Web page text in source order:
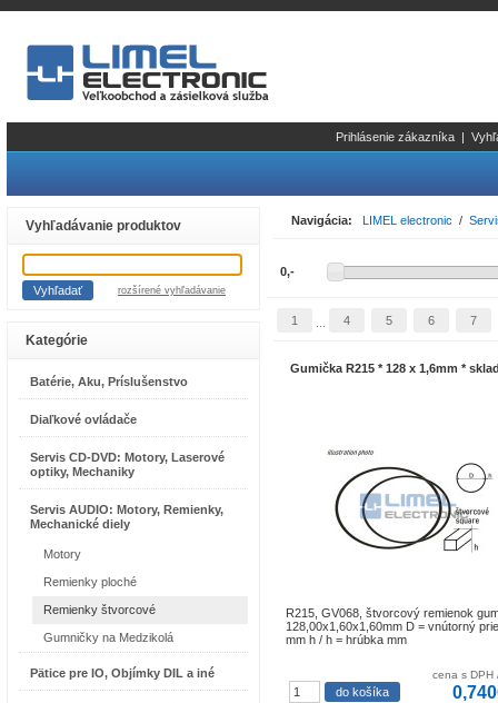
Prihlásenie zákazníka |
Vyhľadávanie produktov
rozšírené vyhľadávanie
Kategórie
Batérie, Aku, Príslušenstvo
Diaľkové ovládače
Servis CD-DVD: Motory, Laserové
optiky, Mechaniky
Servis AUDIO: Motory, Remienky,
Mechanické diely
Motory
Remienky ploché
Remienky štvorcové
Gumničky na Medzikolá
Pätice pre IO, Objímky DIL a iné
Navigácia: LIMEL electronic /
1 4 5 6 7
Gumička R215 * 128 x 1,6mm *
R215, GV068, štvorcový remienok
128,00x1,60x1,60mm D = vnútorný
mm h / h = hrúbka mm
cena s DPH